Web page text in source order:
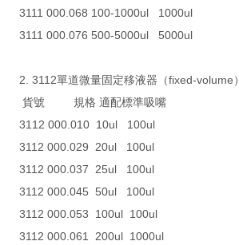
3111 000.068 100-1000ul 1000ul
3111 000.076 500-5000ul 5000ul
2. 3112單道微量固定移液器（fixed-volume）
貨號 規格 適配標準吸嘴
3112 000.010 10ul 100ul
3112 000.029 20ul 100ul
3112 000.037 25ul 100ul
3112 000.045 50ul 100ul
3112 000.053 100ul 100ul
3112 000.061 200ul 1000ul